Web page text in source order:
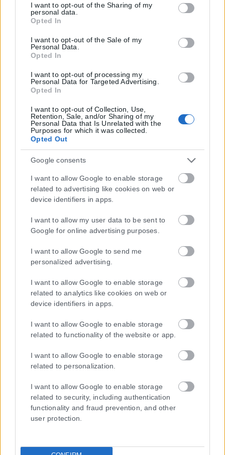
but not limited to your visit or usage behaviour. You may
click to grant or deny consent to Google and its third-party
tags to use your data for below specified purposes in below
Google consent section.
I want to opt-out of the Sharing of my
personal data.
Opted In
I want to opt-out of the Sale of my
Personal Data.
Opted In
I want to opt-out of processing my
Personal Data for Targeted Advertising.
Opted In
I want to opt-out of Collection, Use,
Retention, Sale, and/or Sharing of my
Personal Data that Is Unrelated with the
Purposes for which it was collected.
Opted Out
Google consents
I want to allow Google to enable storage
related to advertising like cookies on web or
device identifiers in apps.
I want to allow my user data to be sent to
Google for online advertising purposes.
I want to allow Google to send me
personalized advertising.
I want to allow Google to enable storage
related to analytics like cookies on web or
device identifiers in apps.
I want to allow Google to enable storage
related to functionality of the website or app.
I want to allow Google to enable storage
related to personalization.
I want to allow Google to enable storage
related to security, including authentication
functionality and fraud prevention, and other
user protection.
επέκταση η ιστοσελίδα που κατέχει αυτή “www.karfitsa.gr”
συμμορφώνονται με τη Σύσταση (ΕΕ) 2018/334 της Επιτροπής της
1ης Μαρτίου 2018 σχετικά με τα μέτρα για την αποτελεσματική
Μοναδικός αριθμός Μ.Η.Τ. 262048
ΤΑ ΠΡΩΤΟΣΕΛΙΔΑ ΣΗΜΕΡΑ